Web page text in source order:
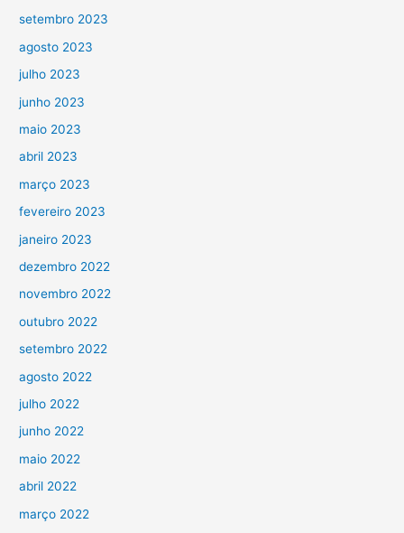
setembro 2023
agosto 2023
julho 2023
junho 2023
maio 2023
abril 2023
março 2023
fevereiro 2023
janeiro 2023
dezembro 2022
novembro 2022
outubro 2022
setembro 2022
agosto 2022
julho 2022
junho 2022
maio 2022
abril 2022
março 2022